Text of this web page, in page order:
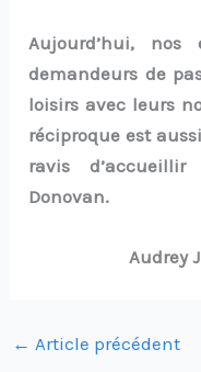
Aujourd’hui,
demandeurs de
loisirs avec leurs
réciproque est
ravis
Donovan.
Audrey
← Article précédent